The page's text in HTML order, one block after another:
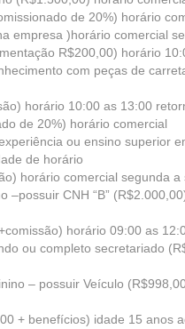
de 20%) horário
empresa )horário comercial
R$200,00) horário
com peças de
horário 10:00 as 13:00
de 20%) horário comercial
ou ensino superior
de horário
horário comercial segunda a
–possuir CNH “B”
horário 09:00 as
ou completo secretariado
– possuir Veículo
+ benefícios) idade 15 anos